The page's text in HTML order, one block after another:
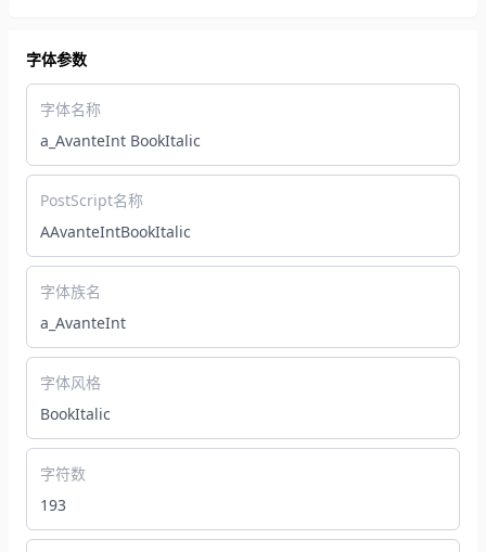
字体参数
字体名称
a_AvanteInt BookItalic
PostScript名称
AAvanteIntBookItalic
字体族名
a_AvanteInt
字体风格
BookItalic
字符数
193